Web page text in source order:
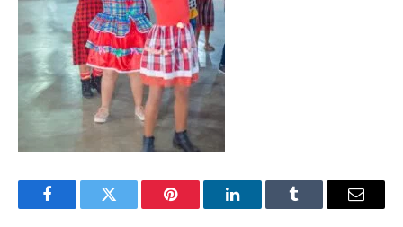
FacebookTwitter Pinterest LinkedInTumblr Email